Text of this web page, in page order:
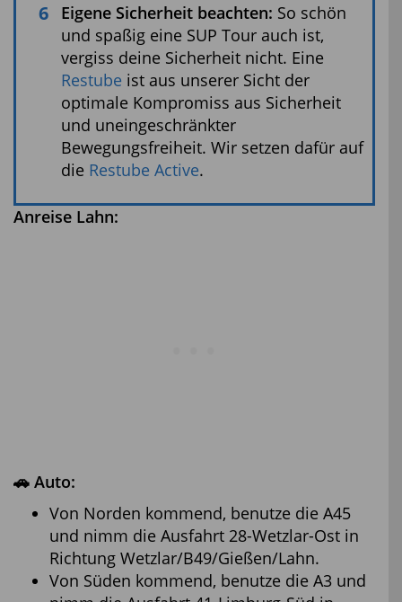
Eigene Sicherheit beachten: So schön
und spaßig eine SUP Tour auch ist,
vergiss deine Sicherheit nicht. Eine
Restube ist aus unserer Sicht der
optimale Kompromiss aus Sicherheit
und uneingeschränkter
Bewegungsfreiheit. Wir setzen dafür auf
die Restube Active.
Anreise Lahn:
🚗 Auto:
Von Norden kommend, benutze die A45
und nimm die Ausfahrt 28-Wetzlar-Ost in
Richtung Wetzlar/B49/Gießen/Lahn.
Von Süden kommend, benutze die A3 und